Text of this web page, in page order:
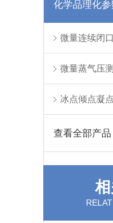
化学品理化
微量连续闭
微量蒸气压
冰点倾点凝点
查看全部产品